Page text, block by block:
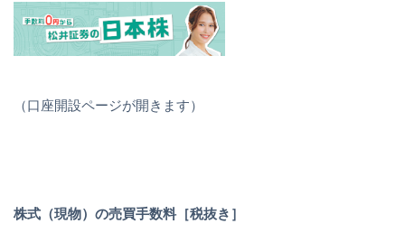
（口座開設ページが開きます）
株式（現物）の売買手数料［税抜き］